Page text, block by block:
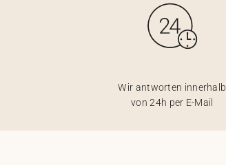
Wir antworten innerhalb
von 24h per E-Mail